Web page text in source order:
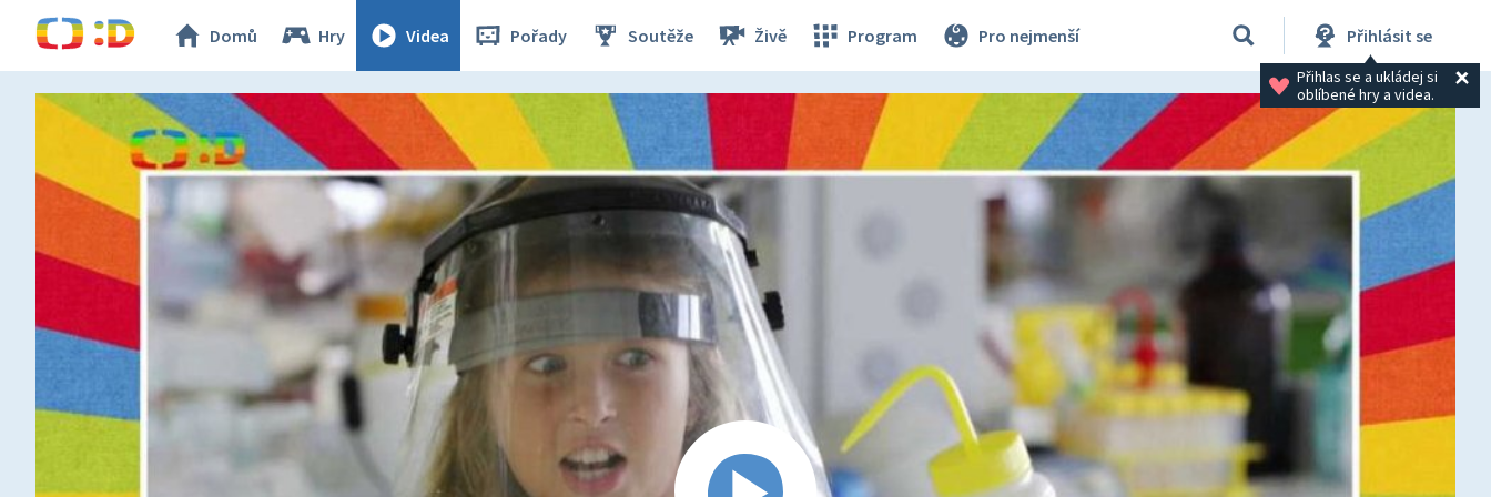
Domů Hry Videa Pořady Soutěže Živě Program Pro nejmenší Přihlásit se
Přihlas se a ukládej si
oblíbené hry a videa.